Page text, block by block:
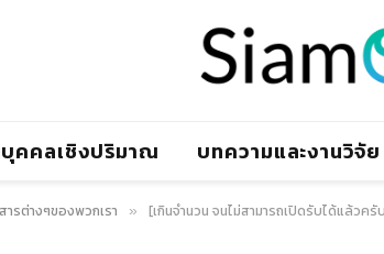
คคลเชิงปริมาณ บทความและงานวิจัย
ารต่างๆของพวกเรา » [เกินจำนวน จนไม่สามารถเปิดรับได้แล้ว